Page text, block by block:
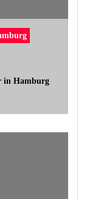
in Hamburg